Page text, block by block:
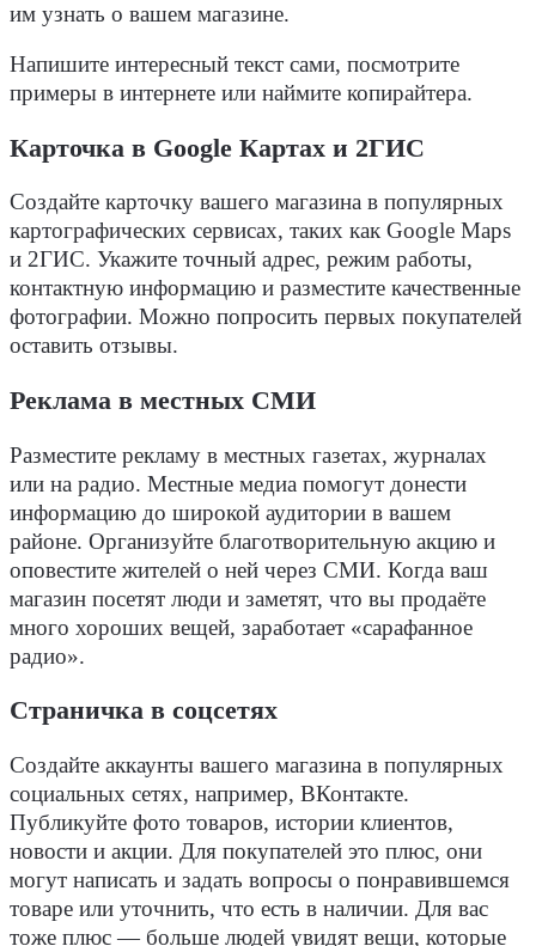
им узнать о вашем магазине.
Напишите интересный текст сами, посмотрите
примеры в интернете или наймите копирайтера.
Карточка в Google Картах и 2ГИС
Создайте карточку вашего магазина в популярных
картографических сервисах, таких как Google Maps
и 2ГИС. Укажите точный адрес, режим работы,
контактную информацию и разместите качественные
фотографии. Можно попросить первых покупателей
оставить отзывы.
Реклама в местных СМИ
Разместите рекламу в местных газетах, журналах
или на радио. Местные медиа помогут донести
информацию до широкой аудитории в вашем
районе. Организуйте благотворительную акцию и
оповестите жителей о ней через СМИ. Когда ваш
магазин посетят люди и заметят, что вы продаёте
много хороших вещей, заработает «сарафанное
радио».
Страничка в соцсетях
Создайте аккаунты вашего магазина в популярных
социальных сетях, например, ВКонтакте.
Публикуйте фото товаров, истории клиентов,
новости и акции. Для покупателей это плюс, они
могут написать и задать вопросы о понравившемся
товаре или уточнить, что есть в наличии. Для вас
тоже плюс — больше людей увидят вещи, которые